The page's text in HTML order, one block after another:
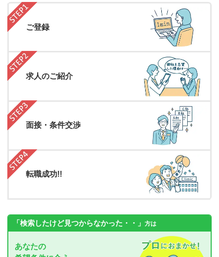
ご登録
求人のご紹介
面接・条件交渉
転職成功!!
「検索したけど見つからなかった・・」 方は
あなたの